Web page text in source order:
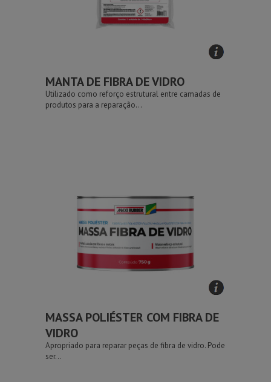
MANTA DE FIBRA DE VIDRO
Utilizado como reforço estrutural entre camadas de
produtos para a reparação...
MASSA POLIÉSTER COM FIBRA DE
VIDRO
Apropriado para reparar peças de fibra de vidro. Pode
ser...